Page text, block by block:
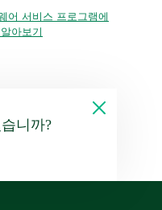
어 서비스 프로그램에
아보기
니까?